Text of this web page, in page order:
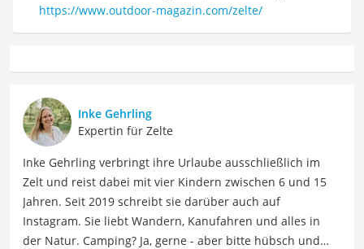
https://www.outdoor-magazin.com/zelte/
Inke Gehrling
Expertin für Zelte
Inke Gehrling verbringt ihre Urlaube ausschließlich im
Zelt und reist dabei mit vier Kindern zwischen 6 und 15
Jahren. Seit 2019 schreibt sie darüber auch auf
Instagram. Sie liebt Wandern, Kanufahren und alles in
der Natur. Camping? Ja, gerne - aber bitte hübsch und